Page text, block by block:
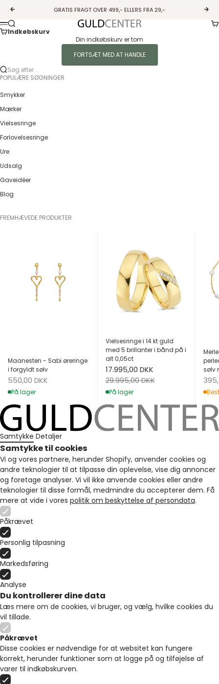
Forrige
GRATIS FRAGT OVER 499,- ELLERS FRA 29,-
Guldcenter
Menu
Søg
Indkøbskurv
Din indkøbskurv er tom
FORTSÆT MED AT HANDLE
Søg efter...
POPULÆRE SØGNINGER
Smykker
Mærker
Vielsesringe
Forlovelsesringe
Ure
Udsalg
Gaveidéer
Blog
FREMHÆVEDE PRODUKTER
Maanesten - Sabi øreringe
i forgyldt sølv
Salgspris
550,00 DKK
På lager
Vielsesringe i 14 kt guld
med 5 brillanter i bånd på i
alt 0,05ct
Salgspris
17.995,00 DKK
Normalpris
29.995,00 DKK
På lager
sølv
Samtykke Detaljer
Samtykke til cookies
Vi og vores partnere, herunder Shopify, anvender cookies og
andre teknologier til at tilpasse din oplevelse, vise dig annoncer
og foretage analyser. Vi vil ikke anvende cookies eller andre
teknologier til disse formål, medmindre du accepterer dem. Få
mere at vide i vores politik om beskyttelse af persondata.
Påkrævet
Personlig tilpasning
Markedsføring
Analyse
Du kontrollerer dine data
Læs mere om de cookies, vi bruger, og vælg, hvilke cookies du
vil tillade.
Påkrævet
Disse cookies er nødvendige for at websitet kan fungere
korrekt, herunder funktioner som at logge på og tilføjelse af
varer til indkøbskurven.